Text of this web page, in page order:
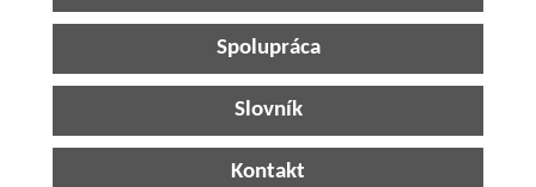
Spolupráca
Slovník
Kontakt